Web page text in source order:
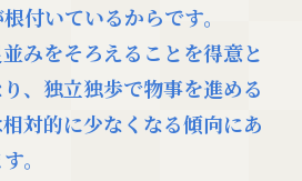
付いているからです。
みをそろえることを得意と
、独立独歩で物事を進める
対的に少なくなる傾向にあ
。